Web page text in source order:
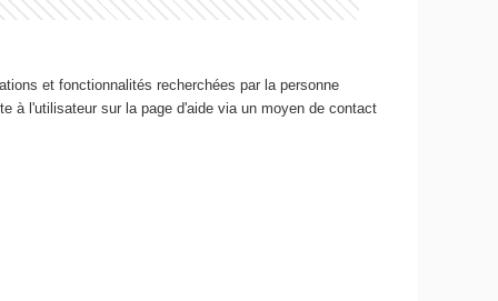
et fonctionnalités recherchées par la personne
à l'utilisateur sur la page d'aide via un moyen de contact